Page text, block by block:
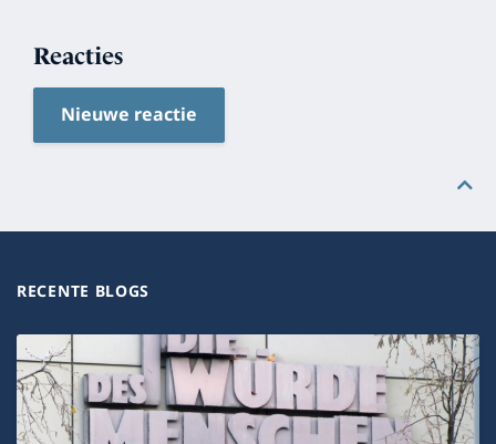
Reacties
Nieuwe reactie
RECENTE BLOGS